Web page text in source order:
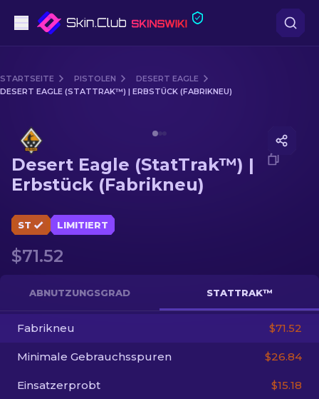
Mittelklasse
Scharfschützengewehr
Handschuh
DE
STARTSEITE PISTOLEN
DESERT EAGLE
DESERT EAGLE (STATTRAK™) | ERBSTÜCK (FABRIKNEU)
Desert Eagle (StatTrak™) |
Erbstück (Fabrikneu)
ST LIMITIERT
$71.52
ABNUTZUNGSGRAD STATTRAK™
Fabrikneu $71.52
Minimale Gebrauchsspuren $26.84
Einsatzerprobt $15.18